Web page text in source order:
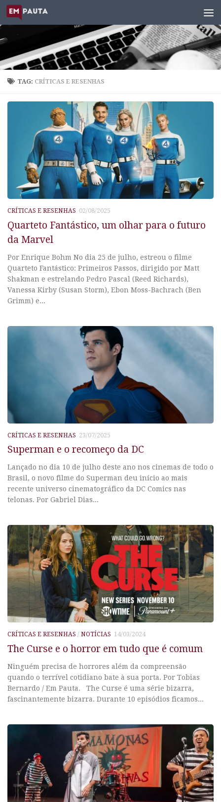
Skip to content
TAG: CRÍTICAS E RESENHAS
CRÍTICAS E RESENHAS 02/08/2025
Quarteto Fantástico, um olhar para o futuro
da Marvel
Por Enrique Bohm No dia 25 de julho, estreou o filme
Quarteto Fantástico: Primeiros Passos, dirigido por Matt
Shakman e estrelando Pedro Pascal (Reed Richards),
Vanessa Kirby (Susan Storm), Ebon Moss-Bachrach (Ben
Grimm) e...
CRÍTICAS E RESENHAS 23/07/2025
Superman e o recomeço da DC
Lançado no dia 10 de julho deste ano nos cinemas de todo o
Brasil, o novo filme do Superman deu início ao mais
recente universo cinematográfico da DC Comics nas
telonas. Por Gabriel Dias...
CRÍTICAS E RESENHAS / NOTÍCIAS 14/03/2024
The Curse e o horror em tudo que é comum
Ninguém precisa de horrores além da compreensão
quando o terrível cotidiano bate à sua porta. Por Tobias
Bernardo / Em Pauta. The Curse é uma série bizarra,
fascinantemente bizarra. Durante 10 episódios ficamos...